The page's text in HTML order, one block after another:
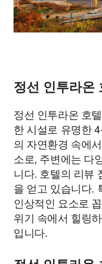
정선 인투라온
정선 인투라온 호
한 시설로 유명한
의 자연환경 속에
소로, 주변에는 다
니다. 호텔의 리뷰
을 얻고 있습니다.
인상적인 요소로
위기 속에서 힐링
입니다.